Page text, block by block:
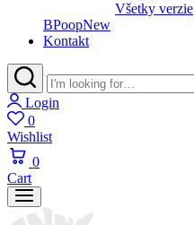
Všetky verzie
BPoopNew
Kontakt
Login
0
Wishlist
0
Cart